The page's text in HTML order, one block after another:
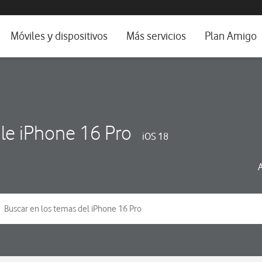
e idioma
Móviles y dispositivos Más servicios Plan Amigo
iPhone 16 Pro iOS 18